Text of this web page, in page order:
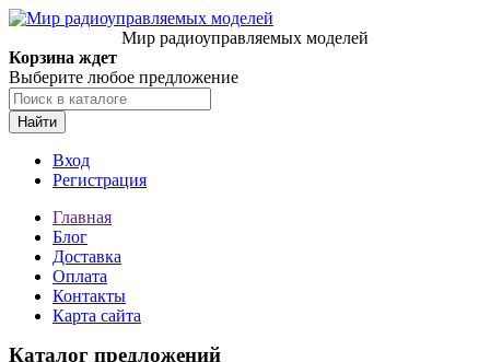
Мир радиоуправляемых моделей
Корзина ждет
Выберите любое предложение
Найти
Вход
Регистрация
Главная
Блог
Доставка
Оплата
Контакты
Карта сайта
Каталог предложений